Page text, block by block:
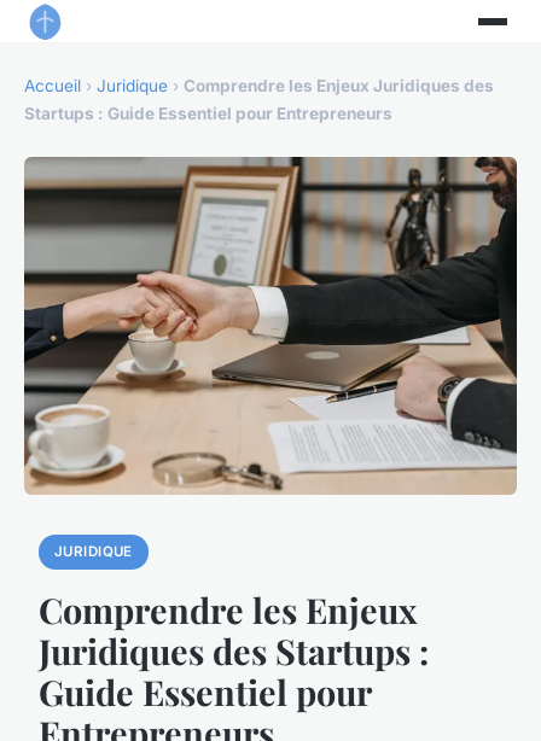
Accueil › Juridique › Comprendre les Enjeux Juridiques des
Startups : Guide Essentiel pour Entrepreneurs
JURIDIQUE
Comprendre les Enjeux
Juridiques des Startups :
Guide Essentiel pour